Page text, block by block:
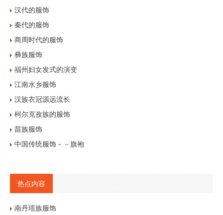
汉代的服饰
秦代的服饰
商周时代的服饰
彝族服饰
福州妇女发式的演变
江南水乡服饰
汉族衣冠源远流长
柯尔克孜族的服饰
苗族服饰
中国传统服饰－－旗袍
热点内容
南丹瑶族服饰